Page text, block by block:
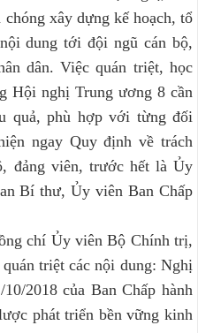
xây dựng kế hoạch, tổ
dung tới đội ngũ cán bộ,
dân. Việc quán triệt, học
Hội nghị Trung ương 8 cần
quả, phù hợp với từng đối
ngay Quy định về trách
đảng viên, trước hết là Ủy
Bí thư, Ủy viên Ban Chấp
chí Ủy viên Bộ Chính trị,
triệt các nội dung: Nghị
2018 của Ban Chấp hành
phát triển bền vững kinh